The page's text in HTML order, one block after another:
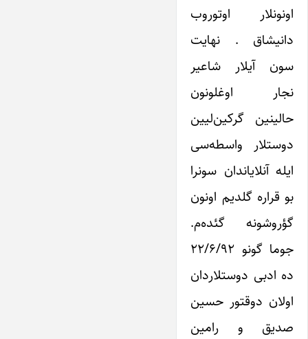
اونونلار اوتوروب
دانیشاق . نهایت
سون آیلار شاعیر
نجار اوغلونون
حالینین گرکین‌لیین
دوستلار واسطه‌سی
ایله آنلایاندان سونرا
بو قراره گلدیم اونون
گؤروشونه گئده‌م.
جوما گونو ۲۲/۶/۹۲
ده ادبی دوستلاردان
اولان دوقتور حسین
صدیق و رامین